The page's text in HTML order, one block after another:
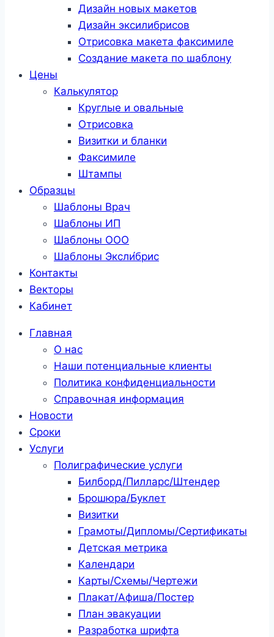
Дизайн новых макетов
Дизайн эксилибрисов
Отрисовка макета факсимиле
Создание макета по шаблону
Цены
Калькулятор
Круглые и овальные
Отрисовка
Визитки и бланки
Факсимиле
Штампы
Образцы
Шаблоны Врач
Шаблоны ИП
Шаблоны ООО
Шаблоны Эксли́брис
Контакты
Векторы
Кабинет
Главная
О нас
Наши потенциальные клиенты
Политика конфиденциальности
Справочная информация
Новости
Сроки
Услуги
Полиграфические услуги
Билборд/Пилларс/Штендер
Брошюра/Буклет
Визитки
Грамоты/Дипломы/Сертификаты
Детская метрика
Календари
Карты/Схемы/Чертежи
Плакат/Афиша/Постер
План эвакуации
Разработка шрифта